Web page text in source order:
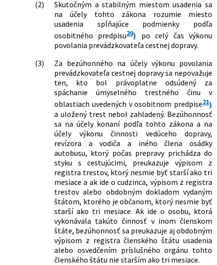
(2)
Skutočným a stabilným miestom usadenia sa
na účely tohto zákona rozumie miesto
usadenia spĺňajúce podmienky podľa
osobitného predpisu20) po celý čas výkonu
povolania prevádzkovateľa cestnej dopravy.
(3)
Za bezúhonného na účely výkonu povolania
prevádzkovateľa cestnej dopravy sa nepovažuje
ten, kto bol právoplatne odsúdený za
spáchanie úmyselného trestného činu v
oblastiach uvedených v osobitnom predpise21)
a uložený trest nebol zahladený. Bezúhonnosť
sa na účely konaní podľa tohto zákona a na
účely výkonu činnosti vedúceho dopravy,
revízora a vodiča a iného člena osádky
autobusu, ktorý počas prepravy prichádza do
styku s cestujúcimi, preukazuje výpisom z
registra trestov, ktorý nesmie byť starší ako tri
mesiace a ak ide o cudzinca, výpisom z registra
trestov alebo obdobným dokladom vydaným
štátom, ktorého je občanom, ktorý nesmie byť
starší ako tri mesiace. Ak ide o osobu, ktorá
vykonávala takúto činnosť v inom členskom
štáte, bezúhonnosť sa preukazuje aj obdobným
výpisom z registra členského štátu usadenia
alebo osvedčením príslušného orgánu tohto
členského štátu nie starším ako tri mesiace.